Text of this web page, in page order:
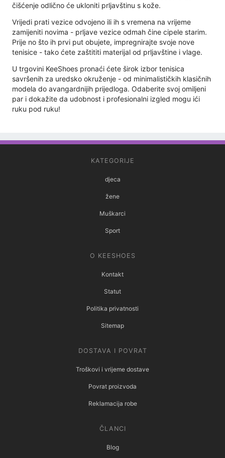
čišćenje odlično će ukloniti prljavštinu s kože.
Vrijedi prati vezice odvojeno ili ih s vremena na vrijeme
zamijeniti novima - prljave vezice odmah čine cipele starim.
Prije no što ih prvi put obujete, impregnirajte svoje nove
tenisice - tako ćete zaštititi materijal od prljavštine i vlage.
U trgovini KeeShoes pronaći ćete širok izbor tenisica
savršenih za uredsko okruženje - od minimalističkih klasičnih
modela do avangardnijih prijedloga. Odaberite svoj omiljeni
par i dokažite da udobnost i profesionalni izgled mogu ići
ruku pod ruku!
KATEGORIJE
djeca
žene
Muškarci
Sport
O KEESHOES
Kontakt
Statut
Politika privatnosti
Sitemap
DOSTAVA I POVRAT
Troškovi i vrijeme dostave
Povrat proizvoda
Reklamacija robe
ČLANCI
Blog